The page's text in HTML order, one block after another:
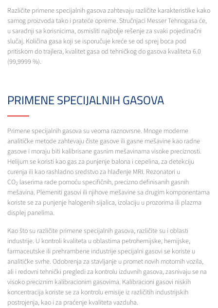
Različite primene specijalnih gasova zahtevaju različite karakteristike kako
samog proizvoda tako i prateće opreme. Stručnjaci Messer Tehnogasa će,
u saradnji sa korisnicima, osmisliti najbolje rešenje za svaki pojedinačni
slučaj. Količina gasa koji se isporučuje kreće se od sprej boca pod
pritiskom do trajlera, kvalitet gasa od tehničkog do gasova kvaliteta 6.0
(99,9999 %).
PRIMENE SPECIJALNIH GASOVA
Primene specijalnih gasova su veoma raznovrsne. Mnoge moderne
analitičke metode zahtevaju čiste gasove ili gasne mešavine kao radne
gasove i moraju biti kalibrisane gasnim mešavinama visoke preciznosti.
Helijum se koristi kao gas za punjenje balona i cepelina, za detekciju
curenja ili kao rashladno sredstvo za hlađenje MRI. Rezonatori u
CO2 laserima rade pomoću specifičnih, precizno definisanih gasnih
mešavina. Plemeniti gasovi ili njihove mešavine sa drugim komponentama
koriste se za punjenje halogenih sijalica, izolaciju u prozorima ili plazma
displej panelima.
Kao što su različite primene specijalnih gasova, različite su i oblasti
industrije. U kontroli kvaliteta u oblastima petrohemijske, hemijske,
farmaceutske ili prehrambene industrije specijalni gasovi se koriste u
analitičke svrhe. Odobrenja za stavljanje u promet novih motornih vozila,
ali i redovni tehnički pregledi za kontrolu izduvnih gasova, zasnivaju se na
visoko preciznim kalibracionim gasovima. Kalibracioni gasovi niskih
koncentracija koriste se za kontrolu emisije iz različitih industrijskih
postrojenja, kao i za praćenje kvaliteta vazduha.